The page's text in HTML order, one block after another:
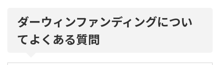
ダーウィンファンディングについ
てよくある質問